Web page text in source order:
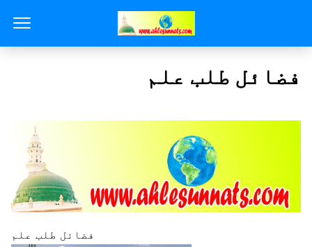
فضائل طلب علم
فضائل طلب علم